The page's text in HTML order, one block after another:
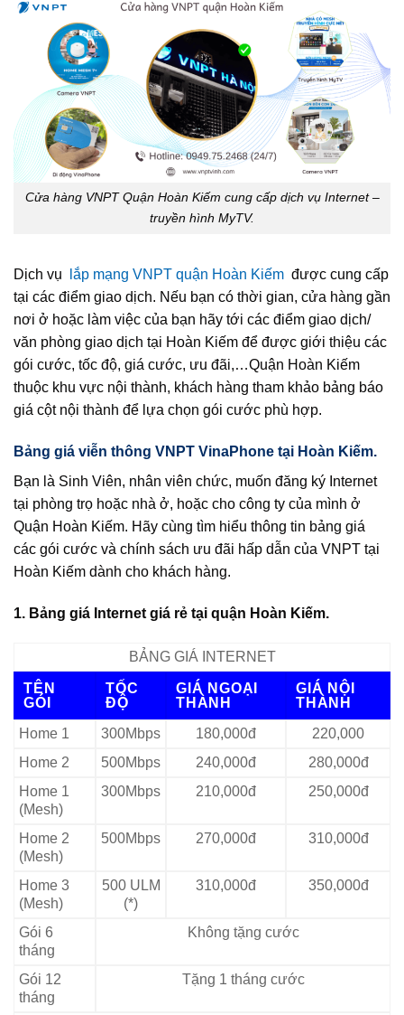
Cửa hàng VNPT Quận Hoàn Kiếm cung cấp dịch vụ Internet –
truyền hình MyTV.
Dịch vụ lắp mạng VNPT quận Hoàn Kiếm được cung cấp
tại các điểm giao dịch. Nếu bạn có thời gian, cửa hàng gần
nơi ở hoặc làm việc của bạn hãy tới các điểm giao dịch/
văn phòng giao dịch tại Hoàn Kiếm để được giới thiệu các
gói cước, tốc độ, giá cước, ưu đãi,…Quận Hoàn Kiếm
thuộc khu vực nội thành, khách hàng tham khảo bảng báo
giá cột nội thành để lựa chọn gói cước phù hợp.
Bảng giá viễn thông VNPT VinaPhone tại Hoàn Kiếm.
Bạn là Sinh Viên, nhân viên chức, muốn đăng ký Internet
tại phòng trọ hoặc nhà ở, hoặc cho công ty của mình ở
Quận Hoàn Kiếm. Hãy cùng tìm hiểu thông tin bảng giá
các gói cước và chính sách ưu đãi hấp dẫn của VNPT tại
Hoàn Kiếm dành cho khách hàng.
1. Bảng giá Internet giá rẻ tại quận Hoàn Kiếm.
BẢNG GIÁ INTERNET
TÊN
GÓI
TỐC
ĐỘ
GIÁ NGOẠI
THÀNH
GIÁ NỘI
THÀNH
Home 1
300Mbps 180,000đ
220,000
Home 2
500Mbps 240,000đ
280,000đ
Home 1
(Mesh)
300Mbps 210,000đ 250,000đ
Home 2
(Mesh)
500Mbps 270,000đ 310,000đ
Home 3
(Mesh)
500 ULM
(*)
310,000đ 350,000đ
Gói 6
tháng
Không tặng cước
Gói 12
tháng
Tặng 1 tháng cước